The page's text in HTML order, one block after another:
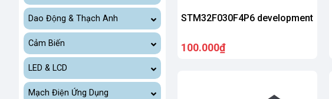
Dao Động & Thạch Anh
Cảm Biến
LED & LCD
Mạch Điện Ứng Dụng
STM32F030F4P6 development
100.000₫